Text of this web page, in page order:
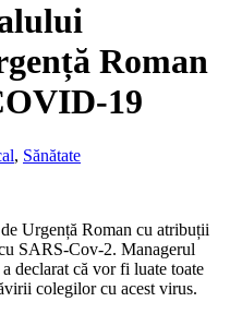
Roman
19
, Sănătate
Urgență Roman cu atribuții
SARS-Cov-2. Managerul
declarat că vor fi luate toate
colegilor cu acest virus.